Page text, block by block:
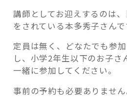
講師としてお迎えするのは
をされている本多秀子さんで
定員は無く、どなたでも参
し、小学2年生以下のお子さ
一緒に参加してください。
事前の予約も必要ありません